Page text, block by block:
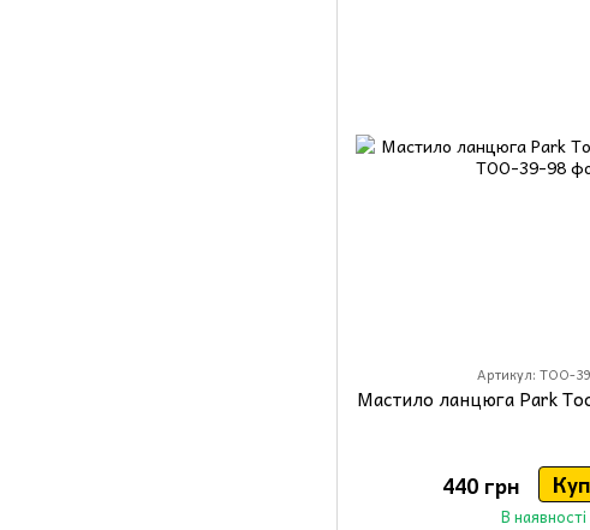
Артикул: TOO-
Мастило ланцюга Park
440 грн
В наявності